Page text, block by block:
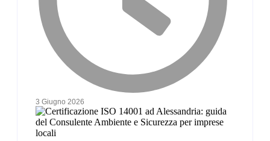
3 Giugno 2026